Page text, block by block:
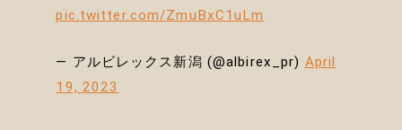
pic.twitter.com/ZmuBxC1uLm
— アルビレックス新潟 (@albirex_pr) April
19, 2023